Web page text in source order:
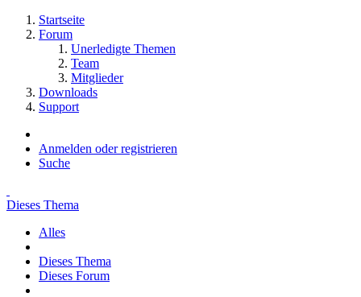
Startseite
Forum
Unerledigte Themen
Team
Mitglieder
Downloads
Support
Anmelden oder registrieren
Suche
Dieses Thema
Alles
Dieses Thema
Dieses Forum